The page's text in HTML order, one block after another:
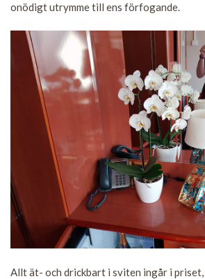
onödigt utrymme till ens förfogande.
Allt ät- och drickbart i sviten ingår i priset,